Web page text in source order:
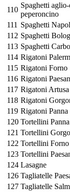
110
Spaghetti
peperoncino
111 Spaghetti
112 Spaghetti
113 Spaghetti
114 Rigatoni
115 Rigatoni Forno
116 Rigatoni
117 Rigatoni Artusa
118 Rigatoni
119 Rigatoni Panna
120 Tortellini Panna
121 Tortellini
122 Tortellini Forno
123 Tortellini
124 Lasagne
126 Tagliatelle
127 Tagliatelle